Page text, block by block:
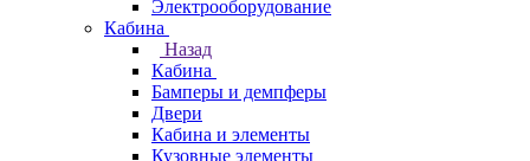
Электрооборудование
Кабина
Назад
Кабина
Бамперы и демпферы
Двери
Кабина и элементы
Кузовные элементы